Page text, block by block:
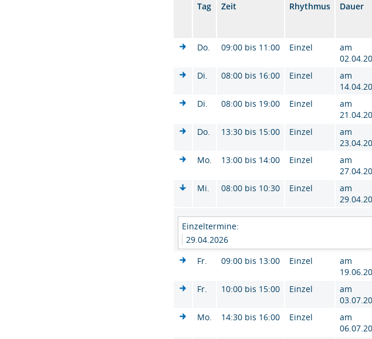
Tag Zeit Rhythmus Dauer
Do.
09:00 bis 11:00 Einzel
am
Di. 08:00 bis 16:00 Einzel
am
Di. 08:00 bis 19:00 Einzel
am
Do. 13:30 bis 15:00 Einzel
am
Mo.
13:00 bis 14:00 Einzel
am
Mi. 08:00 bis 10:30 Einzel
am
Einzeltermine:
29.04.2026
Fr.
09:00 bis 13:00 Einzel
am
Fr. 10:00 bis 15:00 Einzel
am
Mo.
14:30 bis 16:00 Einzel
am